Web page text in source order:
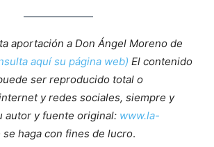
aportación a Don Ángel Moreno de
aquí su página web) El contenido
ser reproducido total o
y redes sociales, siempre y
autor y fuente original: www.la-
se haga con fines de lucro.